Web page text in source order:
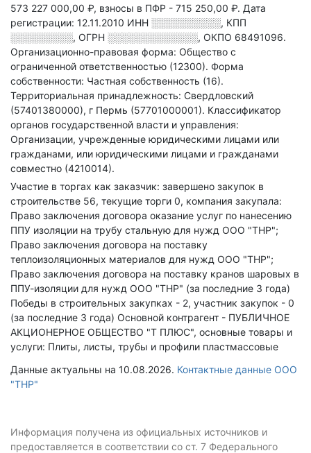
573 227 000,00 ₽, взносы в ПФР - 715 250,00 ₽. Дата
регистрации: 12.11.2010 ИНН ░░░░░░░░░░, КПП
░░░░░░░░░, ОГРН ░░░░░░░░░░░░░, ОКПО 68491096.
Организационно-правовая форма: Общество с
ограниченной ответственностью (12300). Форма
собственности: Частная собственность (16).
Территориальная принадлежность: Свердловский
(57401380000), г Пермь (57701000001). Классификатор
органов государственной власти и управления:
Организации, учрежденные юридическими лицами или
гражданами, или юридическими лицами и гражданами
совместно (4210014).
Участие в торгах как заказчик: завершено закупок в
строительстве 56, текущие торги 0, компания закупала:
Право заключения договора оказание услуг по нанесению
ППУ изоляции на трубу стальную для нужд ООО "ТНР";
Право заключения договора на поставку
теплоизоляционных материалов для нужд ООО "ТНР";
Право заключения договора на поставку кранов шаровых в
ППУ-изоляции для нужд ООО "ТНР" (за последние 3 года)
Победы в строительных закупках - 2, участник закупок - 0
(за последние 3 года) Основной контрагент - ПУБЛИЧНОЕ
АКЦИОНЕРНОЕ ОБЩЕСТВО "Т ПЛЮС", основные товары и
услуги: Плиты, листы, трубы и профили пластмассовые
Данные актуальны на 10.08.2026. Контактные данные ООО
"ТНР"
Информация получена из официальных источников и
предоставляется в соответствии со ст. 7 Федерального